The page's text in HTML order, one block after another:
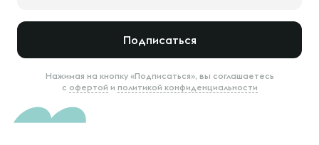
Подписаться
Нажимая на кнопку «Подписаться», вы соглашаетесь
с офертой и политикой конфиденциальности